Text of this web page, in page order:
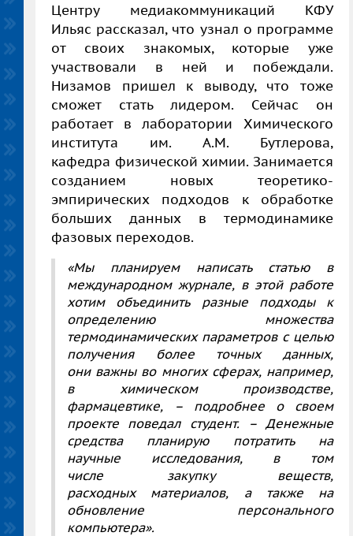
Центру медиакоммуникаций КФУ
Ильяс рассказал, что узнал о программе
от своих знакомых, которые уже
участвовали в ней и побеждали.
Низамов пришел к выводу, что тоже
сможет стать лидером. Сейчас он
работает в лаборатории Химического
института им. А.М. Бутлерова,
кафедра физической химии. Занимается
созданием новых теоретико-
эмпирических подходов к обработке
больших данных в термодинамике
фазовых переходов.
«Мы планируем написать статью в
международном журнале, в этой работе
хотим объединить разные подходы к
определению множества
термодинамических параметров с целью
получения более точных данных,
они важны во многих сферах, например,
в химическом производстве,
фармацевтике, – подробнее о своем
проекте поведал студент. – Денежные
средства планирую потратить на
научные исследования, в том
числе закупку веществ,
расходных материалов, а также на
обновление персонального
компьютера».